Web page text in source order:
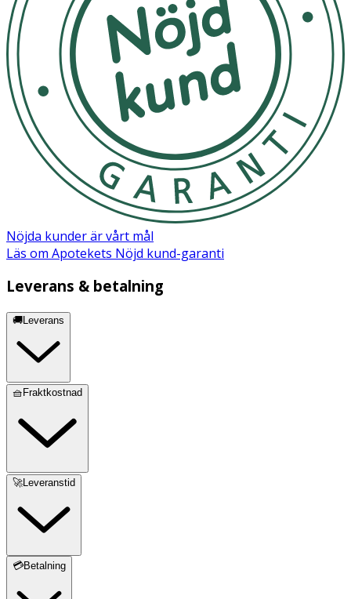
Olamine, Glycolipids, Polyglyceryl-10 Laurate,
Niacinamide, Tocopheryl Acetate, Glycerin, Aqua,
Hydrogenated Lecithin, Polyglyceryl-10 Stearate,
Panthenol, Sodium Ascorbyl Phosphate, Tocopheryl
Acetate, Biotin, Thiamine HCl, Retinyl Palmitate,
Pyridoxine, Folic Acid, Glyceryl Linolenate, Glyceryl
Arachidonate, Cyanocobalamin, Capryloyl Salicylic Acid,
Ceramide NP, Glycosphingolipids, 1,2-Hexanediol,
Butylene Glycol, Hyaluronic Acid, Citrus Tangerina
(Tangerine) Extract, Citrus Limon (Lemon) Fruit Extract,
Hippophae Rhamnoides Fruit Extract, Citrus Paradisi
(Grapefruit) Fruit Extract, Propanediol, Carica Papaya
(Papaya) Fruit Extract, Glucose, Papain, Oenothera
Biennis (Evening Primrose) Oil, Hippophae Rhamnoides
Fruit Oil, Moringa Oleifera Seed Oil, Parfum.
Nöjda kunder är vårt mål
Läs om Apotekets Nöjd kund-garanti
Leverans & betalning
🚚Leverans
🧺Fraktkostnad
🚀Leveranstid
💳Betalning